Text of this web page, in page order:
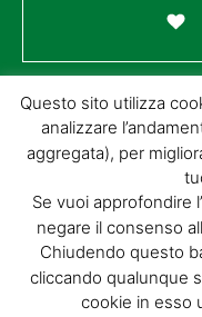
Presentazione libro
Per
© GIORGIO
01732650476 |
Questo sito utilizza
analizzare
aggregata), per
Se vuoi approfondire
negare il consenso
Chiudendo questo
cliccando qualunque
cookie in esso